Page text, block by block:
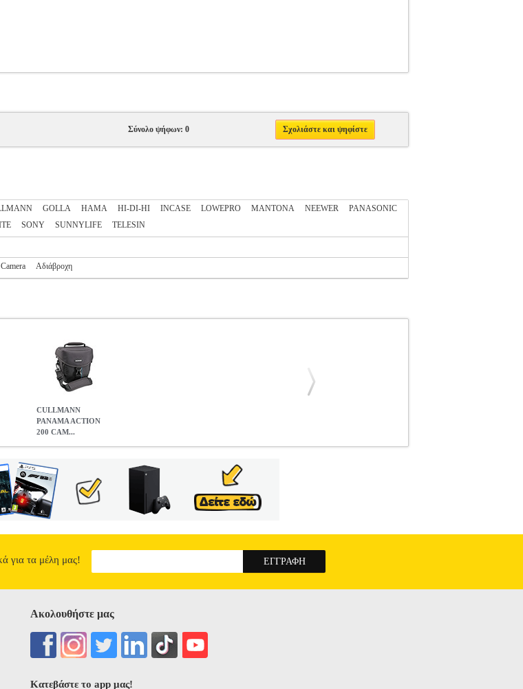
Σύνολο ψήφων: 0 Σχολιάστε και ψηφίστε
GOLLA HAMA HI-DI-HI INCASE LOWEPRO MANTONA NEEWER
PANASONIC
SONY SUNNYLIFE TELESIN
Αδιάβροχη
CULLMANN
PANAMA ACTION
200 CAM...
BAG Τσάντα κάμερας με αρκετό χώρο για μια φωτογραφική μηχανή DSLR/CSC με
όπως κάρτες μνήμης κτλ. -Το μαλακό εσωτερικό υλικό προσφέρει πρώτης τάξεως προστασία
μεταφοράς. -Εύκαμπτα εσωτερικά διαμερίσματα. -Στιβαρή, δυνατή επένδυση. -Πρόσθετος
εξωτερικό υλικό. -Εύχρηστα φερμουάρ. -Στιβαρές θηλιές ζώνης στο πίσω μέρος της
ρυθμιζόμενο σε μήκος με επένδυση.Χαρακτηριστικά • Υλικό: Νεοπρένιο.• Πλάτος: 116
για τα μέλη μας!
Ακολουθήστε μας
Κατεβάστε το app μας!